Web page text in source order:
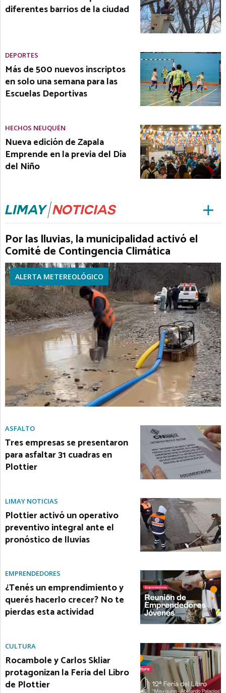
diferentes barrios de la ciudad
DEPORTES
Más de 500 nuevos inscriptos
en solo una semana para las
Escuelas Deportivas
HECHOS NEUQUÉN
Nueva edición de Zapala
Emprende en la previa del Día
del Niño
Por las lluvias, la municipalidad activó el
Comité de Contingencia Climática
ALERTA METEREOLÓGICO
ASFALTO
Tres empresas se presentaron
para asfaltar 31 cuadras en
Plottier
LIMAY NOTICIAS
Plottier activó un operativo
preventivo integral ante el
pronóstico de lluvias
EMPRENDEDORES
¿Tenés un emprendimiento y
querés hacerlo crecer? No te
pierdas esta actividad
CULTURA
Rocambole y Carlos Skliar
protagonizan la Feria del Libro
de Plottier